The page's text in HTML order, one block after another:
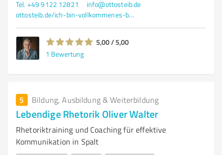
Tel. +49 9122 12821
info@ottosteib.de
ottosteib.de/ich-bin-vollkommenes-bewusst-sein/
5,00 / 5,00
1 Bewertung
5 Bildung, Ausbildung & Weiterbildung
Lebendige Rhetorik Oliver Walter
Rhetoriktraining und Coaching für effektive
Kommunikation in Spalt